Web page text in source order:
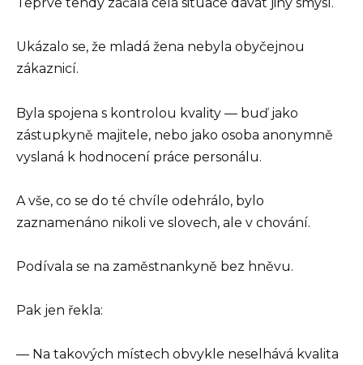
Ukázalo se, že mladá žena nebyla obyčejnou
zákaznicí.
Byla spojena s kontrolou kvality — buď jako
zástupkyně majitele, nebo jako osoba anonymně
vyslaná k hodnocení práce personálu.
A vše, co se do té chvíle odehrálo, bylo
zaznamenáno nikoli ve slovech, ale v chování.
Podívala se na zaměstnankyně bez hněvu.
Pak jen řekla:
— Na takových místech obvykle neselhává kvalita